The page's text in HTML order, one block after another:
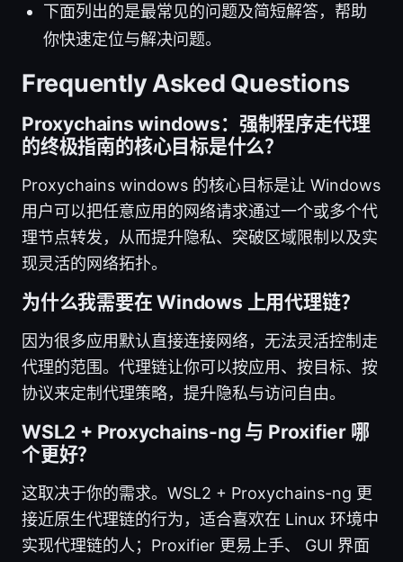
下面列出的是最常见的问题及简短解答，帮助
你快速定位与解决问题。
Frequently Asked Questions
Proxychains windows：强制程序走代理
的终极指南的核心目标是什么？
Proxychains windows 的核心目标是让 Windows
用户可以把任意应用的网络请求通过一个或多个代
理节点转发，从而提升隐私、突破区域限制以及实
现灵活的网络拓扑。
为什么我需要在 Windows 上用代理链？
因为很多应用默认直接连接网络，无法灵活控制走
代理的范围。代理链让你可以按应用、按目标、按
协议来定制代理策略，提升隐私与访问自由。
WSL2 + Proxychains-ng 与 Proxifier 哪
个更好？
这取决于你的需求。WSL2 + Proxychains-ng 更
接近原生代理链的行为，适合喜欢在 Linux 环境中
实现代理链的人；Proxifier 更易上手、 GUI 界面